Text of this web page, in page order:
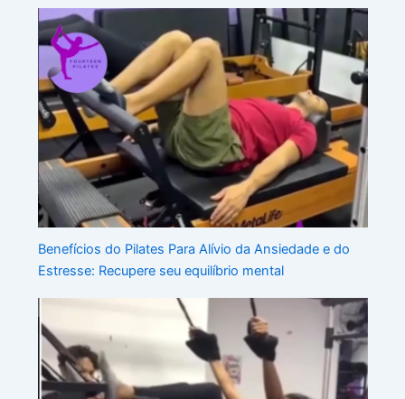
Benefícios do Pilates Para Alívio da Ansiedade e do
Estresse: Recupere seu equilíbrio mental